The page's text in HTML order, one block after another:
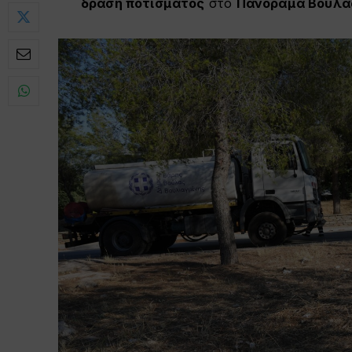
δράση ποτίσματος στο Πανόραμα